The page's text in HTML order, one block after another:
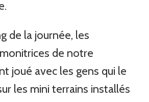
de la journée, les
de notre
joué avec les gens qui le
les mini terrains installés